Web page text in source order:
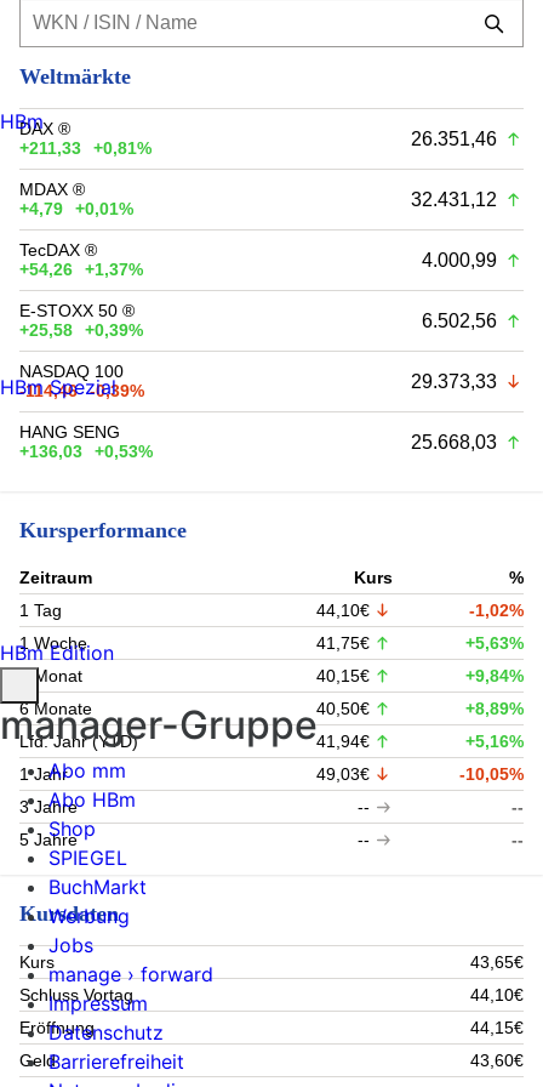
Weltmärkte
DAX ®
+211,33
+0,81% 26.351,46
MDAX ®
+4,79
+0,01% 32.431,12
TecDAX ®
+54,26
+1,37% 4.000,99
E-STOXX 50 ®
+25,58
+0,39% 6.502,56
NASDAQ 100
-114,46
-0,39% 29.373,33
HANG SENG
+136,03
+0,53% 25.668,03
Kursperformance
Zeitraum Kurs
%
1 Tag
44,10€
-1,02%
1 Woche
41,75€
+5,63%
1 Monat
40,15€
+9,84%
6 Monate
40,50€
+8,89%
Lfd. Jahr (YTD)
41,94€
+5,16%
1 Jahr
49,03€
-10,05%
3 Jahre
--
--
5 Jahre
-- --
Kursdaten
Kurs
43,65€
Schluss Vortag
44,10€
Eröffnung
44,15€
Geld
43,60€
HBm
HBm Spezial
HBm Edition
manager-Gruppe
Abo mm
Abo HBm
Shop
SPIEGEL
BuchMarkt
Werbung
Jobs
manage › forward
Impressum
Datenschutz
Barrierefreiheit